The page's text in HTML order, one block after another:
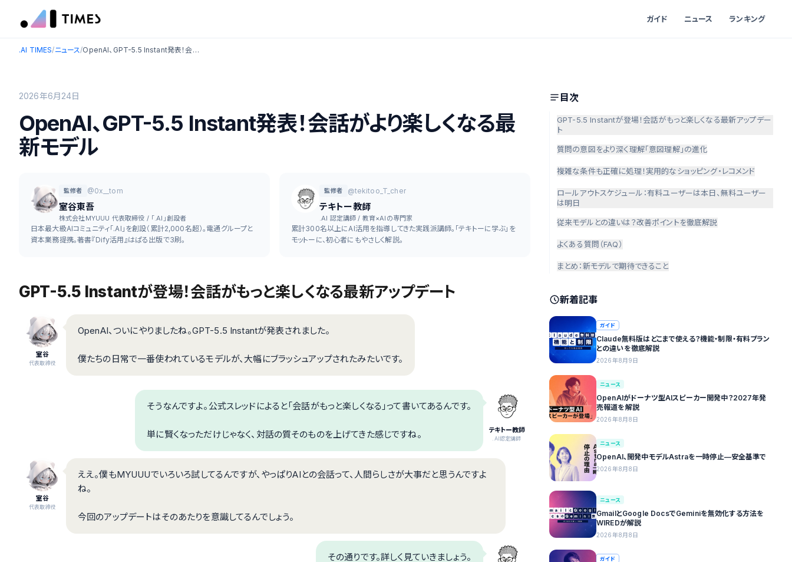
ガイド ニュース ランキング
.AI TIMES/ニュース/ OpenAI、GPT-5.5 Instant発表！会話がより楽しくなる最新モデル
2026年6月24日
OpenAI、GPT-5.5 Instant発表！会話がより楽しくなる最
新モデル
監修者 @0x__tom
室谷東吾
株式会社MYUUU 代表取締役 / 「.AI」創設者
日本最大級AIコミュニティ「.AI」を創設（累計2,000名超）。電通グループと
資本業務提携。著書『Dify活用』はぱる出版で3刷。
監修者 @tekitoo_T_cher
テキトー教師
.AI 認定講師 / 教育×AIの専門家
累計300名以上にAI活用を指導してきた実践派講師。「テキトーに学ぶ」を
モットーに、初心者にもやさしく解説。
GPT-5.5 Instantが登場！会話がもっと楽しくなる最新アップデート
室谷
代表取締役
OpenAI、ついにやりましたね。GPT-5.5 Instantが発表されました。
僕たちの日常で一番使われているモデルが、大幅にブラッシュアップされたみたいです。
テキトー教師
.AI認定講師
そうなんですよ。公式スレッドによると「会話がもっと楽しくなる」って書いてあるんです。
単に賢くなっただけじゃなく、対話の質そのものを上げてきた感じですね。
室谷
代表取締役
ええ。僕もMYUUUでいろいろ試してるんですが、やっぱりAIとの会話って、人間らしさが大事だと思うんですよ
ね。
今回のアップデートはそのあたりを意識してるんでしょう。
その通りです。詳しく見ていきましょう。
目次
GPT-5.5 Instantが登場！会話がもっと楽しくなる最新アップデー
ト
質問の意図をより深く理解「意図理解」の進化
複雑な条件も正確に処理！実用的なショッピング・レコメンド
ロールアウトスケジュール：有料ユーザーは本日、無料ユーザー
は明日
従来モデルとの違いは？改善ポイントを徹底解説
よくある質問（FAQ）
まとめ：新モデルで期待できること
新着記事
ガイド
Claude無料版はどこまで使える？機能・制限・有料プラン
との違いを徹底解説
2026年8月9日
ニュース
OpenAIがドーナツ型AIスピーカー開発中？2027年発
売報道を解説
2026年8月8日
ニュース
OpenAI、開発中モデルAstraを一時停止—安全基準で
2026年8月8日
ニュース
GmailとGoogle DocsでGeminiを無効化する方法を
WIREDが解説
2026年8月8日
ガイド